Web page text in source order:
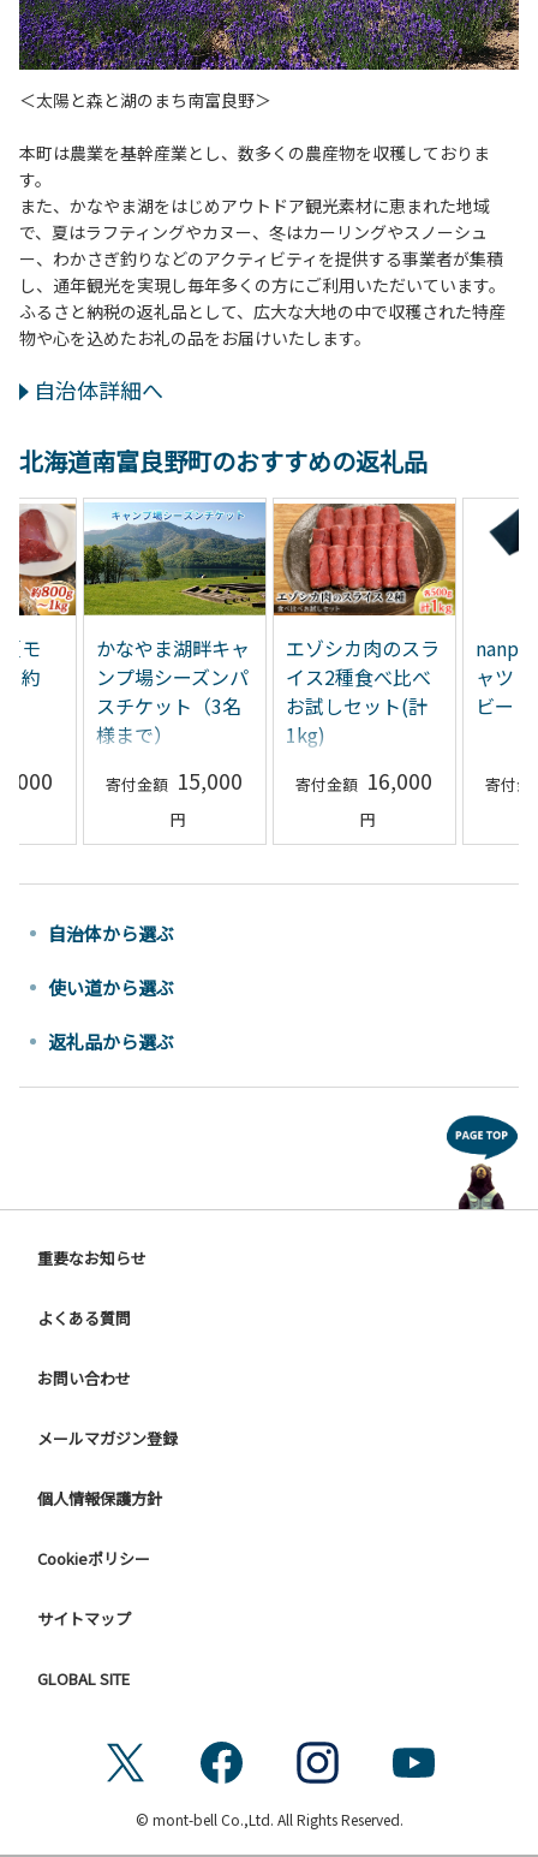
＜太陽と森と湖のまち南富良野＞
本町は農業を基幹産業とし、数多くの農産物を収穫しておりま
す。
また、かなやま湖をはじめアウトドア観光素材に恵まれた地域
で、夏はラフティングやカヌー、冬はカーリングやスノーシュ
ー、わかさぎ釣りなどのアクティビティを提供する事業者が集積
し、通年観光を実現し毎年多くの方にご利用いただいています。
ふるさと納税の返礼品として、広大な大地の中で収穫された特産
物や心を込めたお礼の品をお届けいたします。
自治体詳細へ
北海道南富良野町のおすすめの返礼品
モ
約
かなやま湖畔キャ
ンプ場シーズンパ
スチケット（3名
様まで）
15,000
エゾシカ肉のスラ
イス2種食べ比べ
お試しセット(計
1kg)
16,000
nanpu
ャツ
ビー
自治体から選ぶ
使い道から選ぶ
返礼品から選ぶ
重要なお知らせ
よくある質問
お問い合わせ
メールマガジン登録
個人情報保護方針
Cookieポリシー
サイトマップ
GLOBAL SITE
© mont-bell Co.,Ltd. All Rights Reserved.